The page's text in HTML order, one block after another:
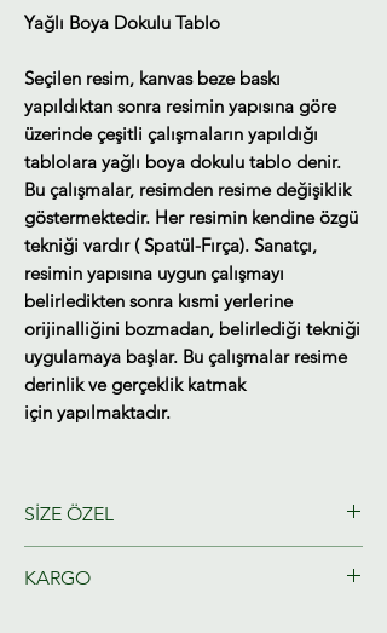
Yağlı Boya Dokulu Tablo
Seçilen resim, kanvas beze baskı
yapıldıktan sonra resimin yapısına göre
üzerinde çeşitli çalışmaların yapıldığı
tablolara yağlı boya dokulu tablo denir.
Bu çalışmalar, resimden resime değişiklik
göstermektedir. Her resimin kendine özgü
tekniği vardır ( Spatül-Fırça). Sanatçı,
resimin yapısına uygun çalışmayı
belirledikten sonra kısmi yerlerine
orijinalliğini bozmadan, belirlediği tekniği
uygulamaya başlar. Bu çalışmalar resime
derinlik ve gerçeklik katmak
için yapılmaktadır.
SİZE ÖZEL
olarak hazırlanacaktır.
KARGO